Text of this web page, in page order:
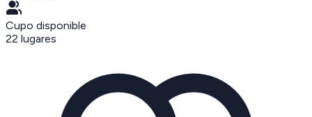
Cupo disponible
22 lugares